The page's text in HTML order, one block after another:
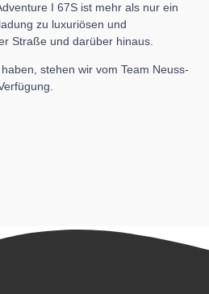
I 67S ist mehr als nur ein
zu luxuriösen und
Straße und darüber hinaus.
stehen wir vom Team Neuss-